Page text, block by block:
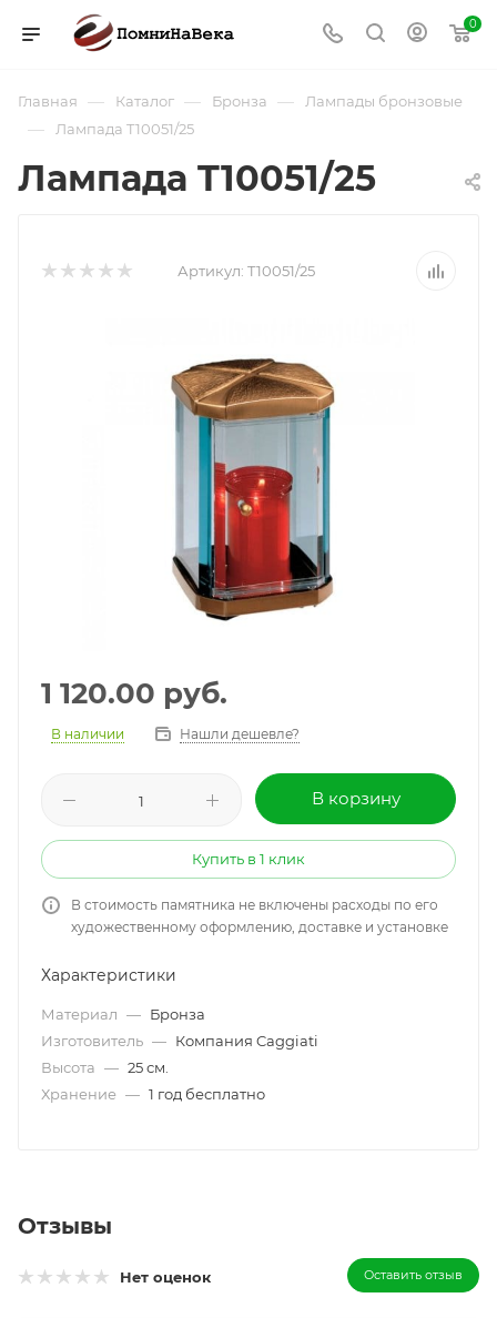
0
Главная — Каталог — Бронза — Лампады бронзовые
— Лампада T10051/25
Лампада T10051/25
Артикул: T10051/25
1 120.00 руб.
В наличии Нашли дешевле?
В корзину
Купить в 1 клик
В стоимость памятника не включены расходы по его
художественному оформлению, доставке и установке
Характеристики
Материал — Бронза
Изготовитель — Компания Caggiati
Высота — 25 см.
Хранение — 1 год бесплатно
Отзывы
Нет оценок Оставить отзыв